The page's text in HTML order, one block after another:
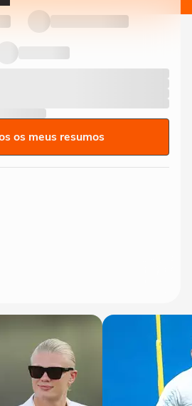
os meus resumos